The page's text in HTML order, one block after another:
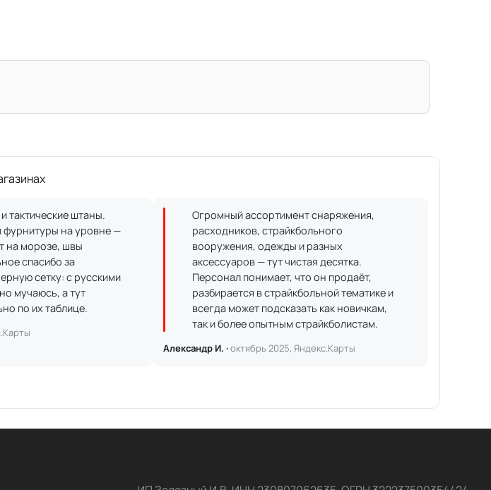
тактические штаны.
фурнитуры на уровне —
на морозе, швы
спасибо за
сетку: с русскими
мучаюсь, а тут
по их таблице.
Огромный ассортимент снаряжения,
расходников, страйкбольного
вооружения, одежды и разных
аксессуаров — тут чистая десятка.
Персонал понимает, что он продаёт,
разбирается в страйкбольной тематике и
всегда может подсказать как новичкам,
так и более опытным страйкболистам.
Александр И. ·октябрь 2025, Яндекс.Карты